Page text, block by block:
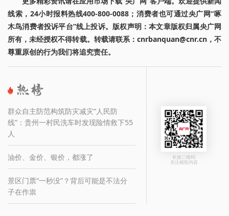
线索，24小时报料热线400-800-0088；消费者也可通过央广网“啄
木鸟消费者投诉平台”线上投诉。版权声明：本文章版权归属央广网
所有，未经授权不得转载。转载请联系：cnrbanquan@cnr.cn，不
尊重原创的行为我们将追究责任。
群众自主防范构筑防灾减灾“人民防
线”：贵州一村民洗车时发现险情救下55
人
油价、金价、银价，都涨了
景区门票“一秒没”？背后可能是不法分
子在作祟
长按二维码
关注精彩内容